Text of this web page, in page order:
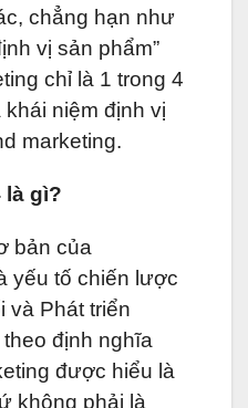
chẳng hạn như
vị sản phẩm”
chỉ là 1 trong 4
niệm định vị
marketing.
là gì?
bản của
yếu tố chiến lược
và Phát triển
định nghĩa
được hiểu là
không phải là